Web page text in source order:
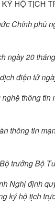
HỘ TỊCH
Chính phủ
ngày 20
điện tử
thông tin
thông tin
trưởng Bộ
Nghị định
ký hộ tịch